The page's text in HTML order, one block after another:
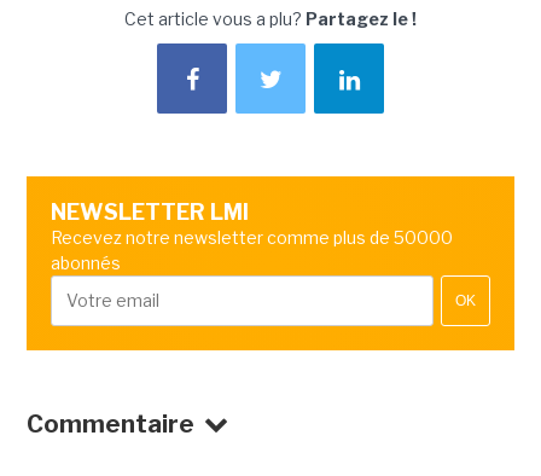
Cet article vous a plu? Partagez le !
NEWSLETTER LMI
Recevez notre newsletter comme plus de 50000
abonnés
OK
Commentaire